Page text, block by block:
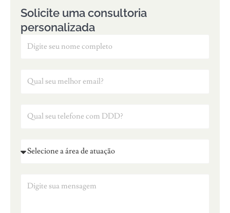
Solicite uma consultoria
personalizada